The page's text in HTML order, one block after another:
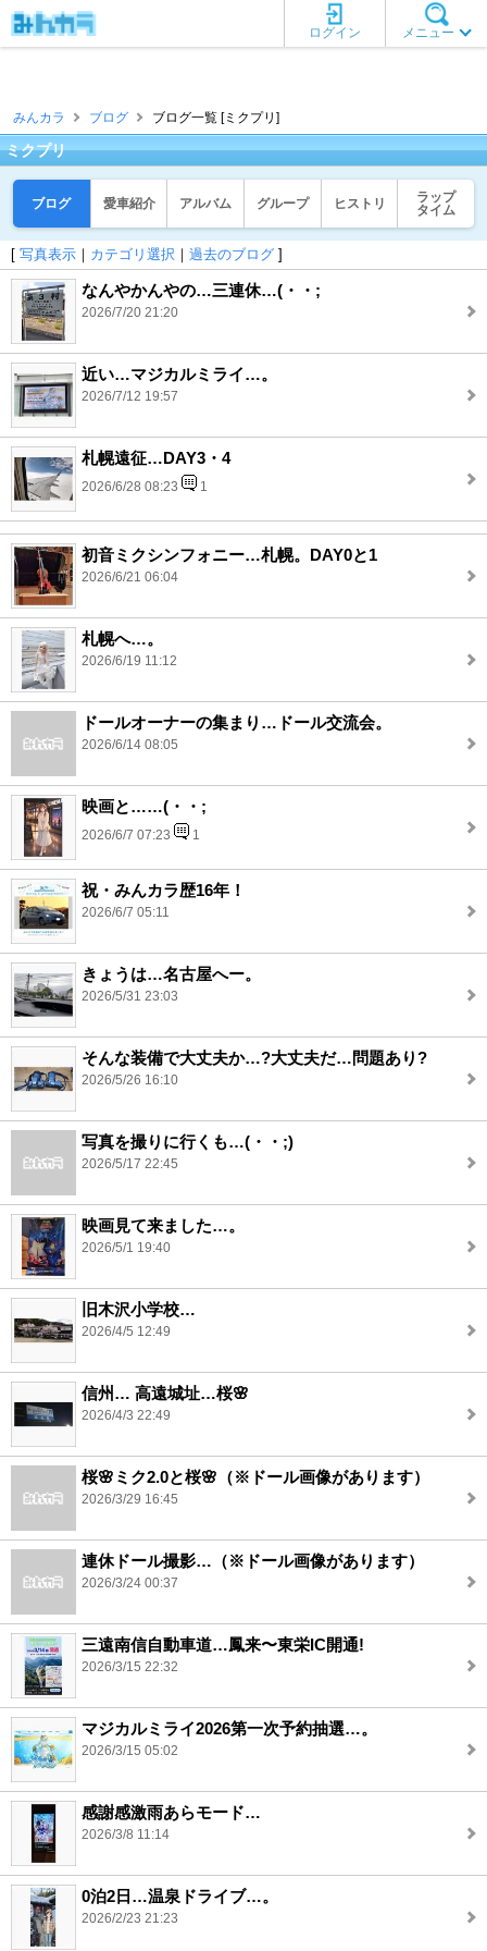
メニュー
ログイン
みんカラ ブログ ブログ一覧 [ミクプリ]
ミクプリ
ブログ 愛車紹介 アルバム グループ ヒストリ
ラップ
タイム
[ 写真表示 ｜ カテゴリ選択 ｜ 過去のブログ ]
なんやかんやの…三連休…(・・;
2026/7/20 21:20
近い…マジカルミライ…。
2026/7/12 19:57
札幌遠征…DAY3・4
2026/6/28 08:23 1
初音ミクシンフォニー…札幌。DAY0と1
2026/6/21 06:04
札幌へ…。
2026/6/19 11:12
ドールオーナーの集まり…ドール交流会。
2026/6/14 08:05
映画と……(・・;
2026/6/7 07:23 1
祝・みんカラ歴16年！
2026/6/7 05:11
きょうは…名古屋へー。
2026/5/31 23:03
そんな装備で大丈夫か…?大丈夫だ…問題あり?
2026/5/26 16:10
写真を撮りに行くも…(・・;)
2026/5/17 22:45
映画見て来ました…。
2026/5/1 19:40
旧木沢小学校…
2026/4/5 12:49
信州… 高遠城址…桜🌸
2026/4/3 22:49
桜🌸ミク2.0と桜🌸（※ドール画像があります）
2026/3/29 16:45
連休ドール撮影…（※ドール画像があります）
2026/3/24 00:37
三遠南信自動車道…鳳来〜東栄IC開通!
2026/3/15 22:32
マジカルミライ2026第一次予約抽選…。
2026/3/15 05:02
感謝感激雨あらモード…
2026/3/8 11:14
0泊2日…温泉ドライブ…。
2026/2/23 21:23